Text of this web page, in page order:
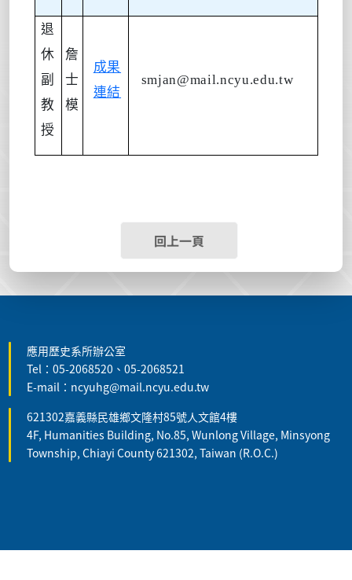
退
休
副
教
授
詹
士
模
成果
連結
smjan@mail.ncyu.edu.tw
回上一頁
應用歷史系所辦公室
Tel：05-2068520、05-2068521
E-mail：ncyuhg@mail.ncyu.edu.tw
621302嘉義縣民雄鄉文隆村85號人文館4樓
4F, Humanities Building, No.85, Wunlong Village, Minsyong
Township, Chiayi County 621302, Taiwan (R.O.C.)